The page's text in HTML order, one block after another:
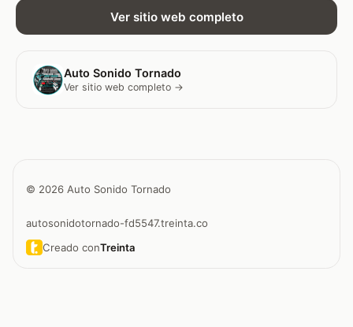
Ver sitio web completo
Auto Sonido Tornado
Ver sitio web completo →
© 2026 Auto Sonido Tornado
autosonidotornado-fd5547.treinta.co
Creado conTreinta